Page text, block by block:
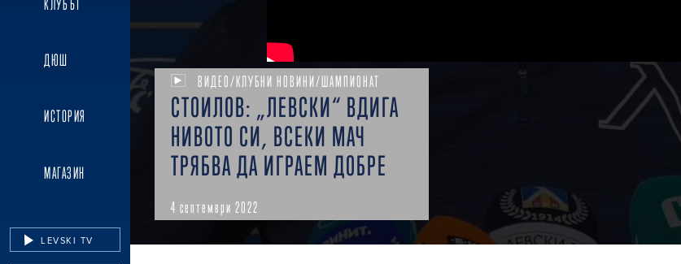
КЛУБЪТ
ДЮШ
ИСТОРИЯ
МАГАЗИН
LEVSKI TV
ВИДЕО/КЛУБНИ НОВИНИ/ШАМПИОНАТ
СТОИЛОВ: „ЛЕВСКИ“ ВДИГА
НИВОТО СИ, ВСЕКИ МАЧ
ТРЯБВА ДА ИГРАЕМ ДОБРЕ
4 септември 2022